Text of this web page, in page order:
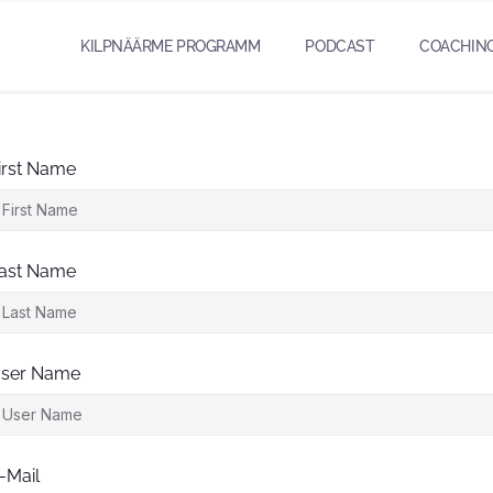
KILPNÄÄRME PROGRAMM PODCAST
Name
Name
Name
Mail